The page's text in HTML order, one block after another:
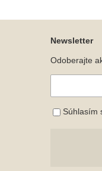
Newsletter
Odoberajte
Súhlasím